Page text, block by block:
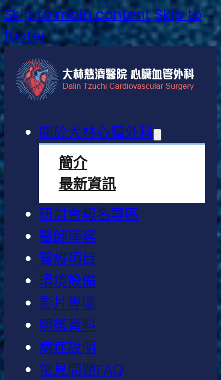
Skip to main content Skip to
footer
關於大林心臟外科
簡介
最新資訊
研討會報名專區
醫師陣容
醫療項目
環境設備
影片專區
照護資料
病症說明
常見問題FAQ